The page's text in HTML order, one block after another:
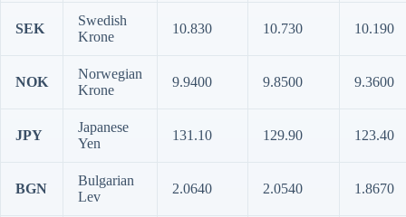
SEK
Swedish
Krone
10.830 10.730 10.190
NOK
Norwegian
Krone
9.9400 9.8500 9.3600
JPY
Japanese
Yen
131.10 129.90 123.40
BGN
Bulgarian
Lev
2.0640 2.0540 1.8670